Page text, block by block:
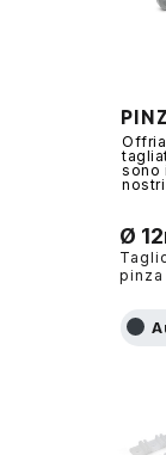
sono
Ø